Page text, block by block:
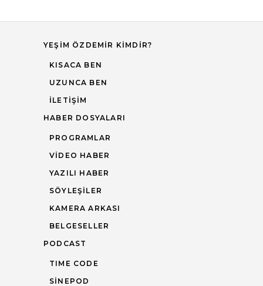
YEŞIM ÖZDEMIR KIMDIR?
KISACA BEN
UZUNCA BEN
İLETIŞIM
HABER DOSYALARI
PROGRAMLAR
VIDEO HABER
YAZILI HABER
SÖYLEŞILER
KAMERA ARKASI
BELGESELLER
PODCAST
TIME CODE
SINEPOD